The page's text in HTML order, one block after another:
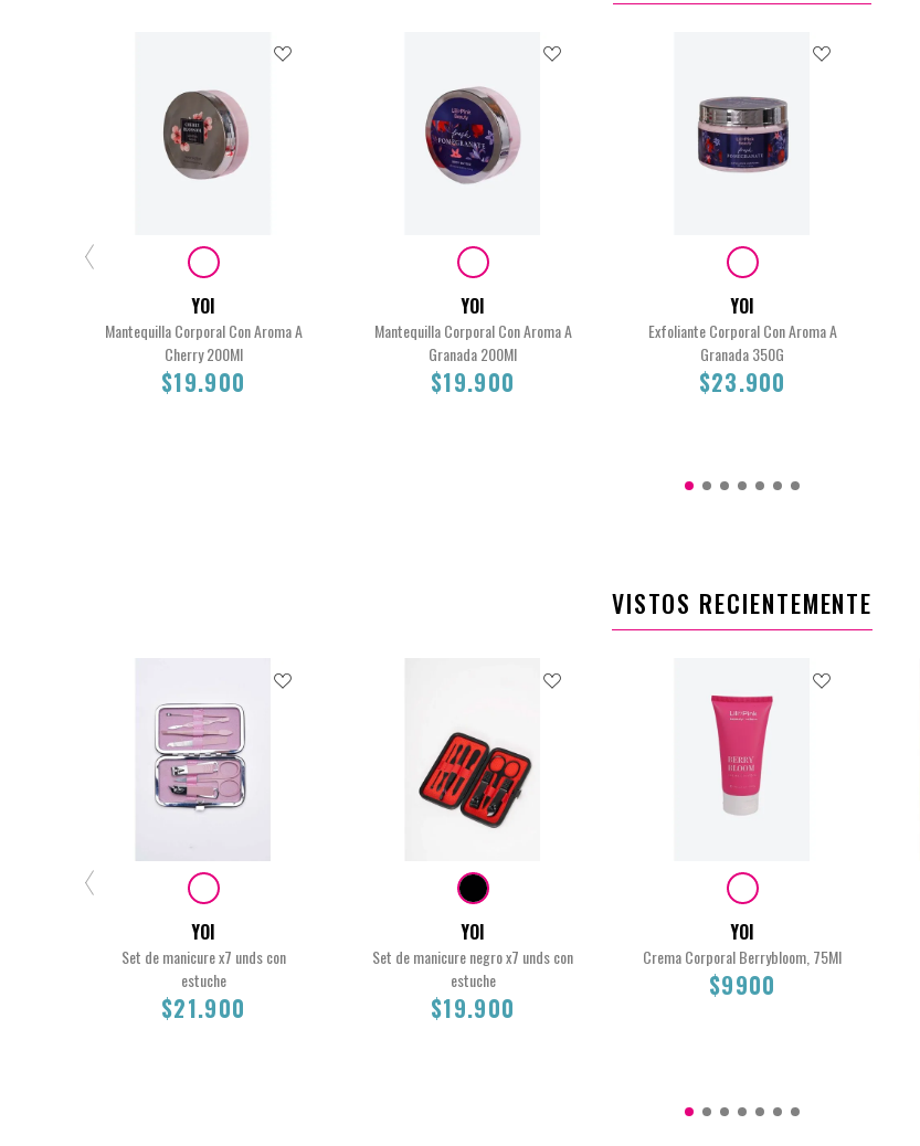
YOI
Mantequilla Corporal Con Aroma A
Cherry 200Ml
$19.900
YOI
Mantequilla Corporal Con Aroma A
Granada 200Ml
$19.900
YOI
Exfoliante Corporal Con Aroma A
Granada 350G
$23.900
VISTOS RECIENTEMENTE
YOI
Set de manicure x7 unds con
estuche
$21.900
YOI
Set de manicure negro x7 unds con
estuche
$19.900
YOI
Crema Corporal Berrybloom, 75Ml
$9900